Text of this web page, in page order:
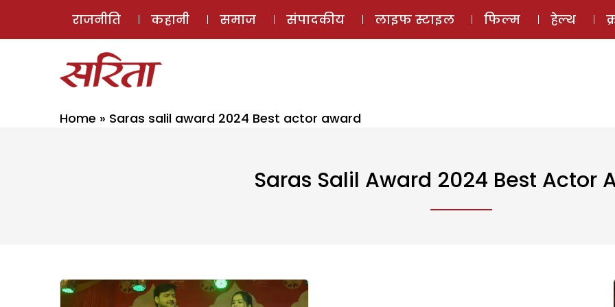
ई-मैगज़ीन
राजनीति कहानी समाज संपादकीय लाइफ स्टाइल फिल्म हेल्थ
Home » Saras salil award 2024 Best actor award
Saras Salil Award 2024 Best Actor